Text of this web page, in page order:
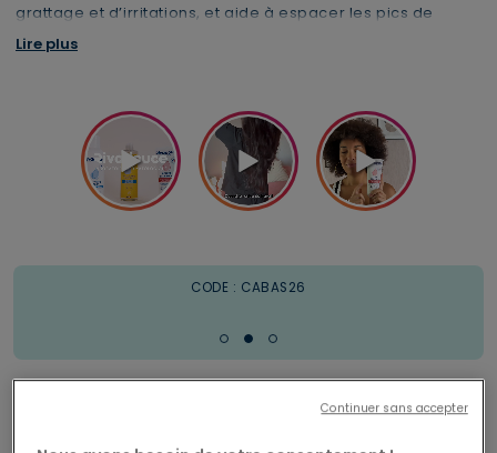
grattage et d’irritations, et aide à espacer les pics de
sécheresse, pour toute la famille dès 3 ans.
Lire plus
1 trousse XL offerte dès 69€
CODE : CABAS26
Livraison offerte
Duo relipidant expert
Continuer sans accepter